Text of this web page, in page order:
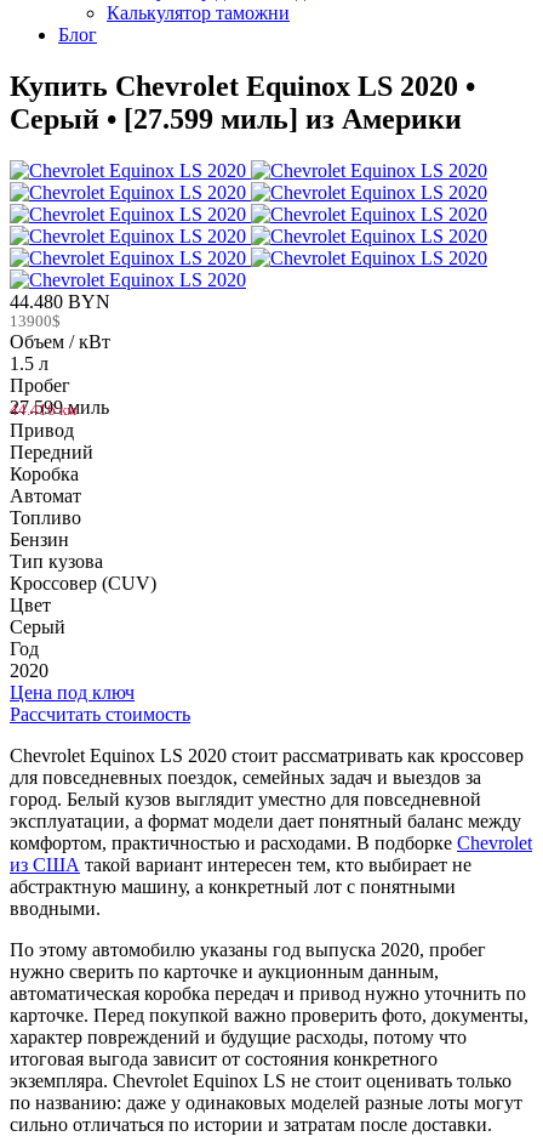
Калькулятор таможни
Блог
Купить Chevrolet Equinox LS 2020 •
Серый • [27.599 миль] из Америки
44.480 BYN
13900$
Объем / кВт
1.5 л
Пробег
27.599 миль
44.416 км
Привод
Передний
Коробка
Автомат
Топливо
Бензин
Тип кузова
Кроссовер (CUV)
Цвет
Серый
Год
2020
Цена под ключ
Рассчитать стоимость
Chevrolet Equinox LS 2020 стоит рассматривать как кроссовер
для повседневных поездок, семейных задач и выездов за
город. Белый кузов выглядит уместно для повседневной
эксплуатации, а формат модели дает понятный баланс между
комфортом, практичностью и расходами. В подборке Chevrolet
из США такой вариант интересен тем, кто выбирает не
абстрактную машину, а конкретный лот с понятными
вводными.
По этому автомобилю указаны год выпуска 2020, пробег
нужно сверить по карточке и аукционным данным,
автоматическая коробка передач и привод нужно уточнить по
карточке. Перед покупкой важно проверить фото, документы,
характер повреждений и будущие расходы, потому что
итоговая выгода зависит от состояния конкретного
экземпляра. Chevrolet Equinox LS не стоит оценивать только
по названию: даже у одинаковых моделей разные лоты могут
сильно отличаться по истории и затратам после доставки.